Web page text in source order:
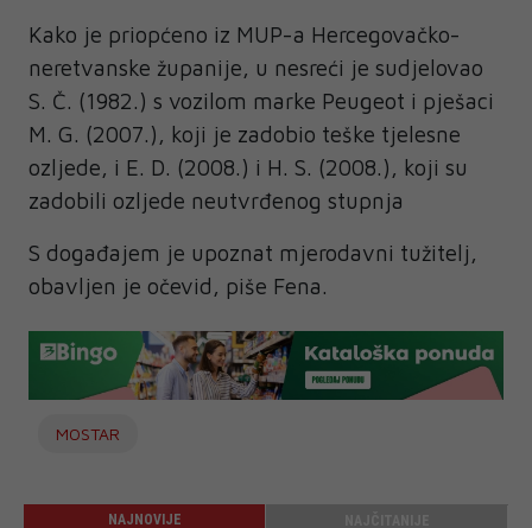
Kako je priopćeno iz MUP-a Hercegovačko-
neretvanske županije, u nesreći je sudjelovao
S. Č. (1982.) s vozilom marke Peugeot i pješaci
M. G. (2007.), koji je zadobio teške tjelesne
ozljede, i E. D. (2008.) i H. S. (2008.), koji su
zadobili ozljede neutvrđenog stupnja
S događajem je upoznat mjerodavni tužitelj,
obavljen je očevid, piše Fena.
MOSTAR
NAJNOVIJE